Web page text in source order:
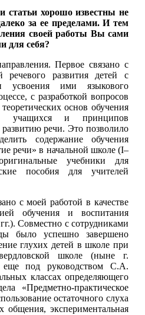
статьи хорошо известны не
за ее пределами. И тем
своей работы Вы сами
для себя?
Первое связано с
речевого развития детей с
усвоения ими языкового
с разработкой вопросов
основ обучения
учащихся и принципов
речи. Это позволило
содержание обучения
речи» в начальной школе (I–
учебники для
пособия для учителей
с моей работой в качестве
обучения и воспитания
Совместно с сотрудниками
было успешно завершено
глухих детей в школе при
школе (ныне г.
еще под руководством С.А.
классах определяющего
«Предметно-практическое
остаточного слуха
общения, экспериментальная